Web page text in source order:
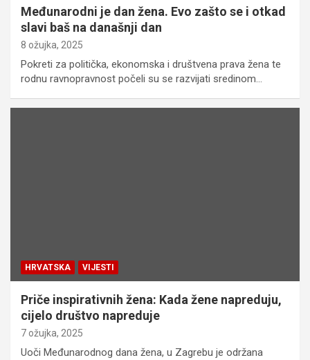
Međunarodni je dan žena. Evo zašto se i otkad
slavi baš na današnji dan
8 ožujka, 2025
Pokreti za politička, ekonomska i društvena prava žena te
rodnu ravnopravnost počeli su se razvijati sredinom…
HRVATSKA VIJESTI
Priče inspirativnih žena: Kada žene napreduju,
cijelo društvo napreduje
7 ožujka, 2025
Uoči Međunarodnog dana žena, u Zagrebu je održana